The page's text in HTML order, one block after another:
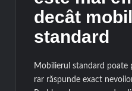
decât
standard
Mobilierul standard poate
rar răspunde exact